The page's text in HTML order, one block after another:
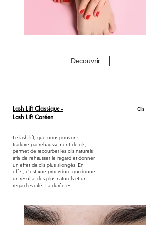
Découvrir
Lash Lift Classique -
Lash Lift Coréen
Cils
Le lash lift, que nous pouvons
traduire par rehaussement de cils,
permet de recourber les cils naturels
afin de rehausser le regard et donner
un effet de cils plus allongés. En
effet, c’est une procédure qui donne
un résultat des plus naturels et un
regard éveillé. La durée est...